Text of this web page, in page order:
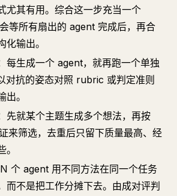
尤其有用。综合这一步充当一个
等所有扇出的 agent 完成后，再合
化输出。
每生成一个 agent，就再跑一个单独
对抗的姿态对照 rubric 或判定准则
出。
先就某个主题生成多个想法，再按
来筛选，去重后只留下质量最高、经
个 agent 用不同方法在同一个任务
而不是把工作分摊下去。由成对评判